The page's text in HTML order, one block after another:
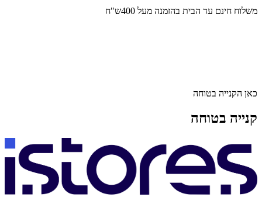
משלוח חינם עד הבית בהזמנה מעל 400ש"ח
כאן הקנייה בטוחה
קנייה בטוחה